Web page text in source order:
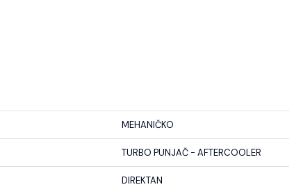
MEHANIČKO
TURBO PUNJAČ - AFTERCOOLER
DIREKTAN